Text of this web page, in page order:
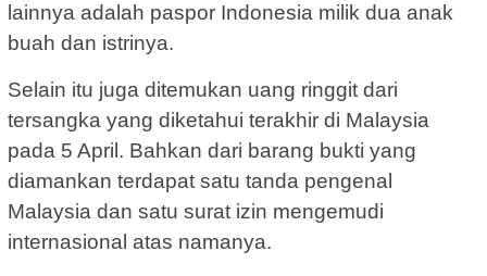
lainnya adalah paspor Indonesia milik dua anak
buah dan istrinya.
Selain itu juga ditemukan uang ringgit dari
tersangka yang diketahui terakhir di Malaysia
pada 5 April. Bahkan dari barang bukti yang
diamankan terdapat satu tanda pengenal
Malaysia dan satu surat izin mengemudi
internasional atas namanya.